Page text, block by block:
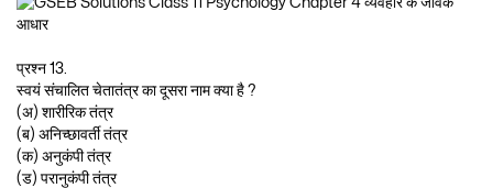
प्रश्न 13.
स्वयं संचालित चेतातंत्र का दूसरा नाम क्या है ?
(अ) शारीरिक तंत्र
(ब) अनिच्छावर्ती तंत्र
(क) अनुकंपी तंत्र
(ड) परानुकंपी तंत्र